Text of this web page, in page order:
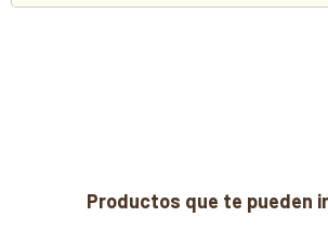
Productos que te pueden